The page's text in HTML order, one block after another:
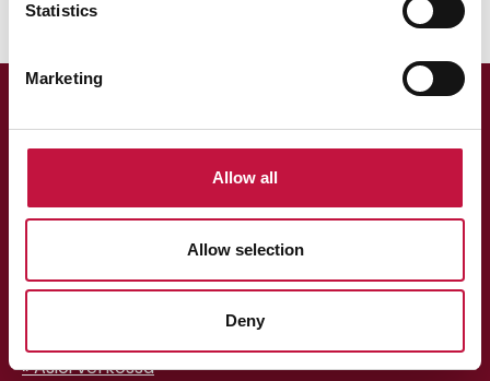
Statistics
Marketing
Allow all
Allow selection
Deny
» Asioi verkossa